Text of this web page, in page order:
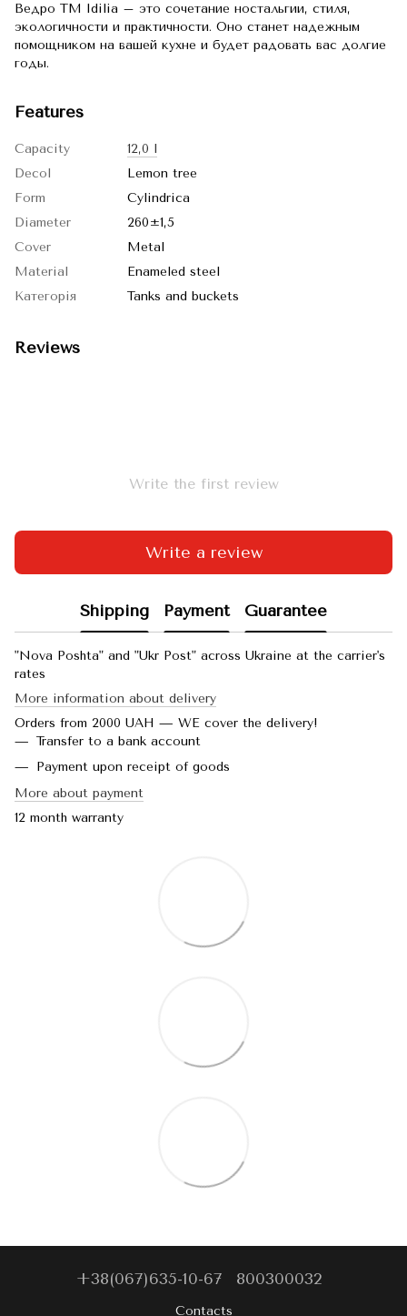
Ведро TM Idilia – это сочетание ностальгии, стиля,
экологичности и практичности. Оно станет надежным
помощником на вашей кухне и будет радовать вас долгие
годы.
Features
Capacity
12,0 l
Decol
Lemon tree
Form
Cylindrica
Diameter
260±1,5
Cover
Metal
Material
Enameled steel
Категорія
Tanks and buckets
Reviews
Write the first review
Write a review
Shipping Payment Guarantee
"Nova Poshta" and "Ukr Post" across Ukraine at the carrier's
rates
More information about delivery
Orders from 2000 UAH — WE cover the delivery!
Transfer to a bank account
Payment upon receipt of goods
More about payment
12 month warranty
+38(067)635-10-67 800300032
Contacts